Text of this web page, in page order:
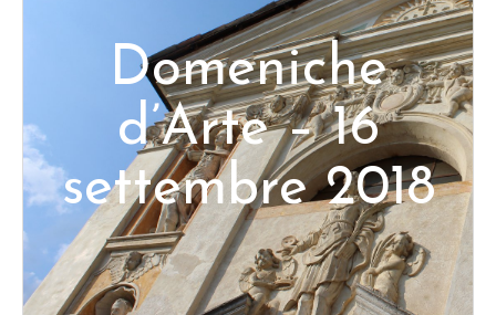
Domeniche
d’Arte – 16
settembre 2018